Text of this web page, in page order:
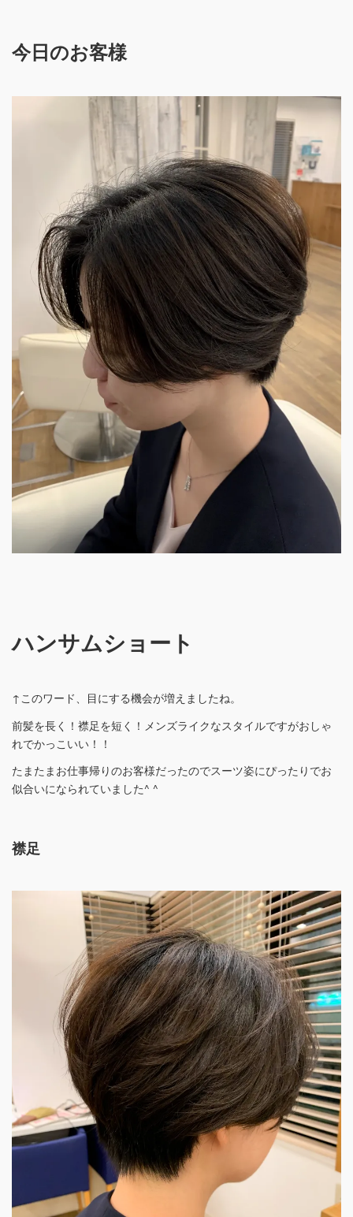
今日のお客様
ハンサムショート
↑このワード、目にする機会が増えましたね。
前髪を長く！襟足を短く！メンズライクなスタイルですがおしゃ
れでかっこいい！！
たまたまお仕事帰りのお客様だったのでスーツ姿にぴったりでお
似合いになられていました^ ^
襟足